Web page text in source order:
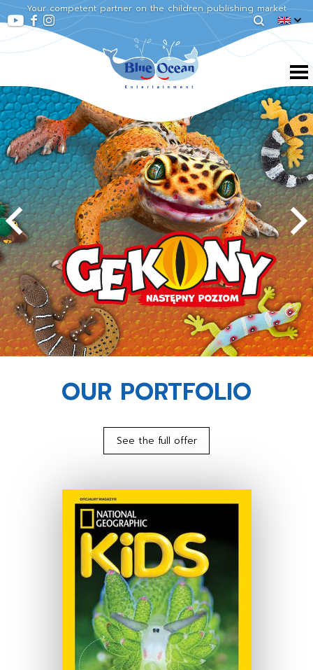
Your competent partner on the children publishing market
OUR PORTFOLIO
See the full offer